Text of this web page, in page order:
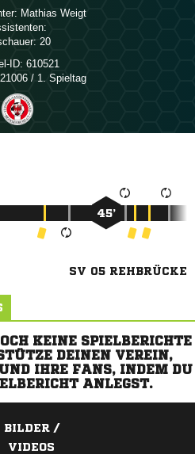
 
20
ID: 610521
/ 1. Spieltag
45’
SV 05 REHBRÜCKE
KEINE SPIELBERICHTE
DEINEN VEREIN,
IHRE FANS, INDEM DU
ANLEGST.
BILDER /
VIDEOS